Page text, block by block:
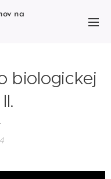
na
biologickej